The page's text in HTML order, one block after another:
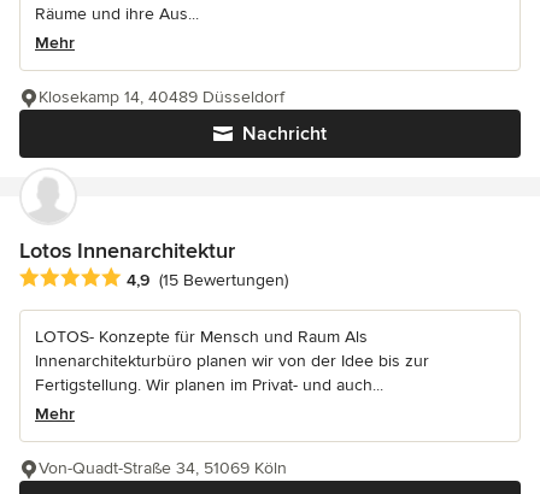
Räume und ihre Aus...
Mehr
Nachricht
Klosekamp 14, 40489 Düsseldorf
Lotos Innenarchitektur
Durchschnittliche Bewertung: 4.9 von 5 Sternen
4,9 (15 Bewertungen)
LOTOS- Konzepte für Mensch und Raum Als
Innenarchitekturbüro planen wir von der Idee bis zur
Fertigstellung. Wir planen im Privat- und auch...
Mehr
Von-Quadt-Straße 34, 51069 Köln